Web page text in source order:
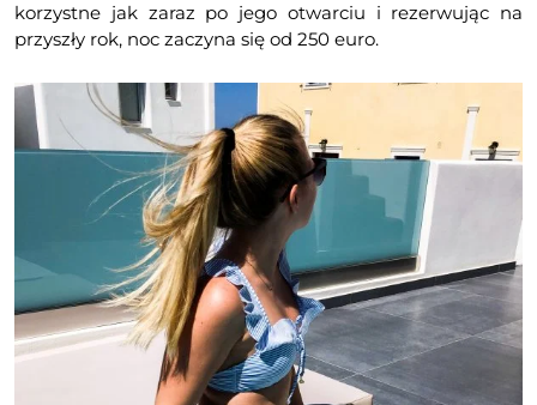
korzystne jak zaraz po jego otwarciu i rezerwując na
przyszły rok, noc zaczyna się od 250 euro.